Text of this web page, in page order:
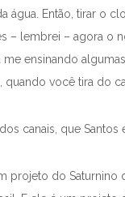
água. Então, tirar o
– lembrei – agora o
me ensinando
você tira do
canais, que
projeto do